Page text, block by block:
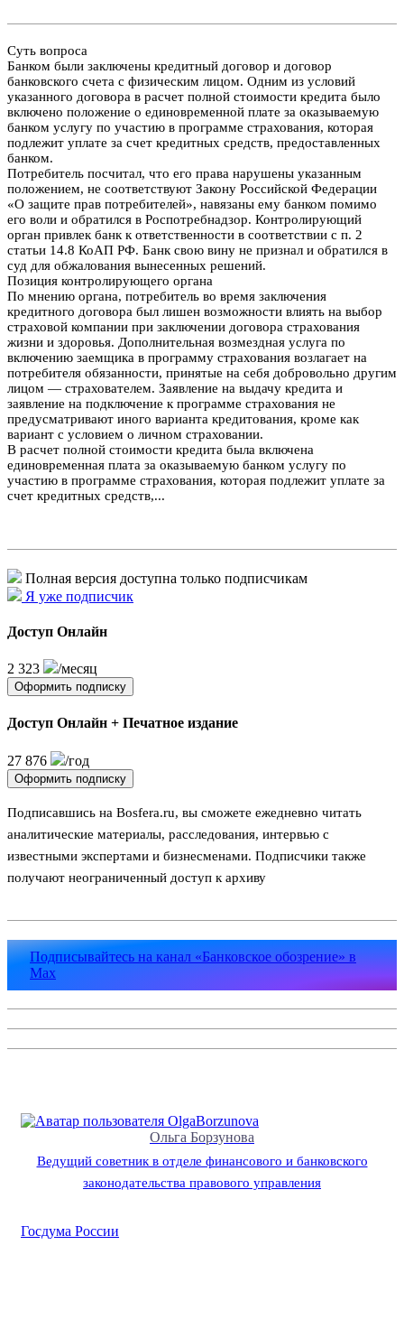
Суть вопроса
Банком были заключены кредитный договор и договор
банковского счета с физическим лицом. Одним из условий
указанного договора в расчет полной стоимости кредита было
включено положение о единовременной плате за оказываемую
банком услугу по участию в программе страхования, которая
подлежит уплате за счет кредитных средств, предоставленных
банком.
Потребитель посчитал, что его права нарушены указанным
положением, не соответствуют Закону Российской Федерации
«О защите прав потребителей», навязаны ему банком помимо
его воли и обратился в Роспотребнадзор. Контролирующий
орган привлек банк к ответственности в соответствии с п. 2
статьи 14.8 КоАП РФ. Банк свою вину не признал и обратился в
суд для обжалования вынесенных решений.
Позиция контролирующего органа
По мнению органа, потребитель во время заключения
кредитного договора был лишен возможности влиять на выбор
страховой компании при заключении договора страхования
жизни и здоровья. Дополнительная возмездная услуга по
включению заемщика в программу страхования возлагает на
потребителя обязанности, принятые на себя добровольно другим
лицом — страхователем. Заявление на выдачу кредита и
заявление на подключение к программе страхования не
предусматривают иного варианта кредитования, кроме как
вариант с условием о личном страховании.
В расчет полной стоимости кредита была включена
единовременная плата за оказываемую банком услугу по
участию в программе страхования, которая подлежит уплате за
счет кредитных средств,...
Полная версия доступна только подписчикам
Я уже подписчик
Доступ Онлайн
2 323 /месяц
Оформить подписку
Доступ Онлайн + Печатное издание
27 876 /год
Оформить подписку
Подписавшись на Bosfera.ru, вы сможете ежедневно читать
аналитические материалы, расследования, интервью с
известными экспертами и бизнесменами. Подписчики также
получают неограниченный доступ к архиву
Подписывайтесь на канал «Банковское обозрение» в
Max
Ольга Борзунова
Ведущий советник в отделе финансового и банковского
законодательства правового управления
Госдума России